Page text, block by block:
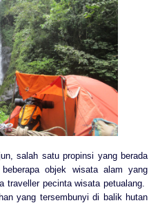
salah satu propinsi yang berada
objek wisata alam yang
traveller pecinta wisata petualang.
yang tersembunyi di balik hutan